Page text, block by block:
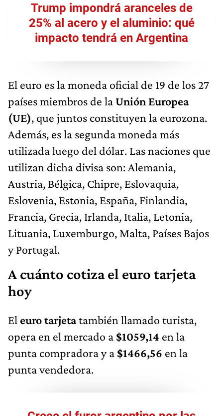
Trump impondrá aranceles de
25% al acero y el aluminio: qué
impacto tendrá en Argentina
El euro es la moneda oficial de 19 de los 27
países miembros de laUnión Europea
(UE), que juntos constituyen la eurozona.
Además, es la segunda moneda más
utilizada luego del dólar. Las naciones que
utilizan dicha divisa son: Alemania,
Austria, Bélgica, Chipre, Eslovaquia,
Eslovenia, Estonia, España, Finlandia,
Francia, Grecia, Irlanda, Italia, Letonia,
Lituania, Luxemburgo, Malta, Países Bajos
y Portugal.
A cuánto cotiza el euro tarjeta
hoy
El euro tarjetatambién llamado turista,
opera en el mercado a $1059,14 en la
punta compradora y a $1466,56 en la
punta vendedora.